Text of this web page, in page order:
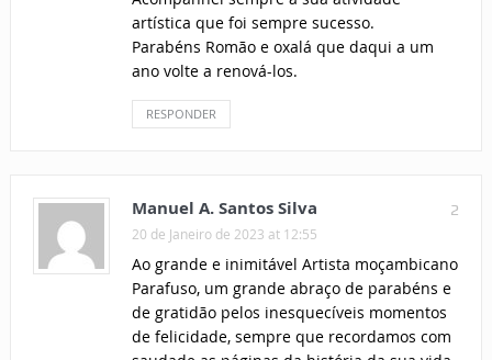
artística que foi sempre sucesso.
Parabéns Romão e oxalá que daqui a um
ano volte a renová-los.
RESPONDER
2
Manuel A. Santos Silva
20 de Janeiro de 2023 at 12:55
Ao grande e inimitável Artista moçambicano
Parafuso, um grande abraço de parabéns e
de gratidão pelos inesquecíveis momentos
de felicidade, sempre que recordamos com